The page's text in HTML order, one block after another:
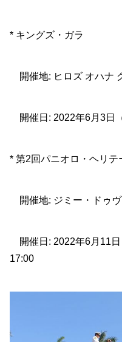
* キングズ・ガラ
開催地: ヒロズ オハナ
開催日: 2022年6月3日
* 第2回パニオロ・ヘリテ
開催地: ジミー・ドゥ
開催日: 2022年6月11日
17:00